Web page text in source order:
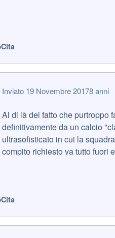
Cita
Inviato 19 Novembre 20178 anni
Al di là del fatto che purtroppo
definitivamente da un calcio
ultrasofisticato in cui la
compito richiesto va tutto fuori
Cita